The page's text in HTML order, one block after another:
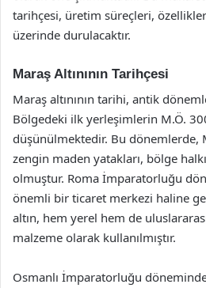
tarihçesi, üretim süreçleri,
üzerinde durulacaktır.
Maraş Altınının Tarihçesi
Maraş altınının tarihi, antik
Bölgedeki ilk yerleşimlerin M.Ö.
düşünülmektedir. Bu dönemlerde,
zengin maden yatakları, bölge
olmuştur. Roma İmparatorluğu
önemli bir ticaret merkezi haline
altın, hem yerel hem de
malzeme olarak kullanılmıştır.
Osmanlı İmparatorluğu